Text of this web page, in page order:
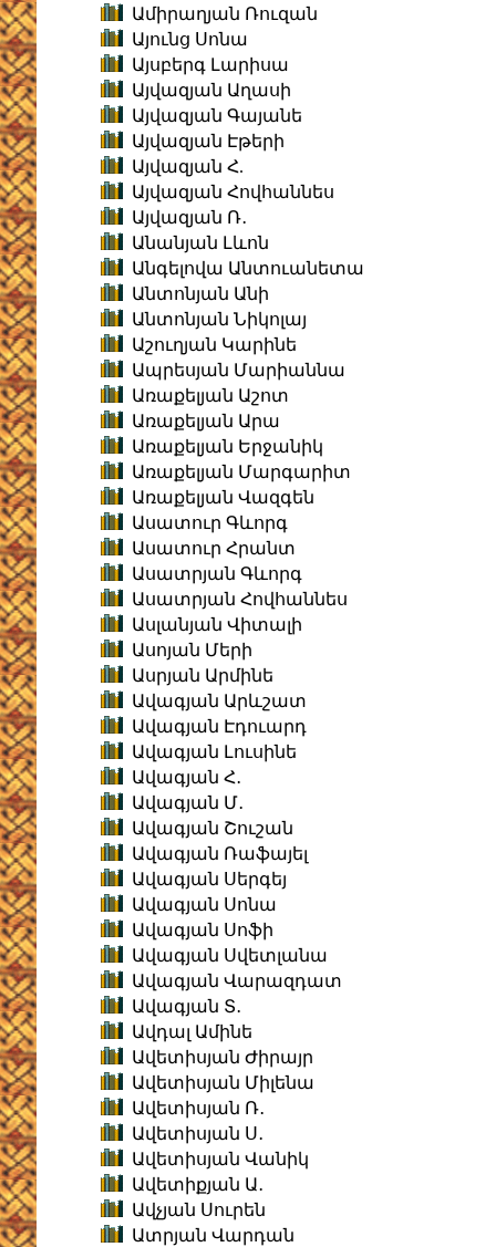
Ամիրաղյան Ռուզան
Այունց Սոնա
Այսբերգ Լարիսա
Այվազյան Աղասի
Այվազյան Գայանե
Այվազյան Էթերի
Այվազյան Հ.
Այվազյան Հովհաննես
Այվազյան Ռ․
Անանյան Լևոն
Անգելովա Անտուանետա
Անտոնյան Անի
Անտոնյան Նիկոլայ
Աշուղյան Կարինե
Ապրեսյան Մարիաննա
Առաքելյան Աշոտ
Առաքելյան Արա
Առաքելյան Երջանիկ
Առաքելյան Մարգարիտ
Առաքելյան Վազգեն
Ասատուր Գևորգ
Ասատուր Հրանտ
Ասատրյան Գևորգ
Ասատրյան Հովհաննես
Ասլանյան Վիտալի
Ասոյան Մերի
Ասրյան Արմինե
Ավագյան Արևշատ
Ավագյան Էդուարդ
Ավագյան Լուսինե
Ավագյան Հ․
Ավագյան Մ․
Ավագյան Շուշան
Ավագյան Ռաֆայել
Ավագյան Սերգեյ
Ավագյան Սոնա
Ավագյան Սոֆի
Ավագյան Սվետլանա
Ավագյան Վարազդատ
Ավագյան Տ․
Ավդալ Ամինե
Ավետիսյան Ժիրայր
Ավետիսյան Միլենա
Ավետիսյան Ռ․
Ավետիսյան Ս․
Ավետիսյան Վանիկ
Ավետիքյան Ա․
Ավչյան Սուրեն
Ատրյան Վարդան